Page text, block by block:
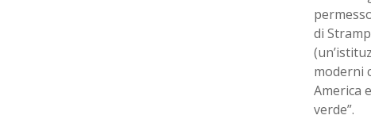
di
moderni
America
verde”.